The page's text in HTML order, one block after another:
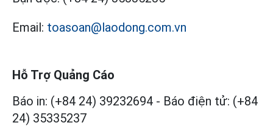
Email: toasoan@laodong.com.vn
Hỗ Trợ Quảng Cáo
Báo in: (+84 24) 39232694 - Báo điện tử: (+84
24) 35335237